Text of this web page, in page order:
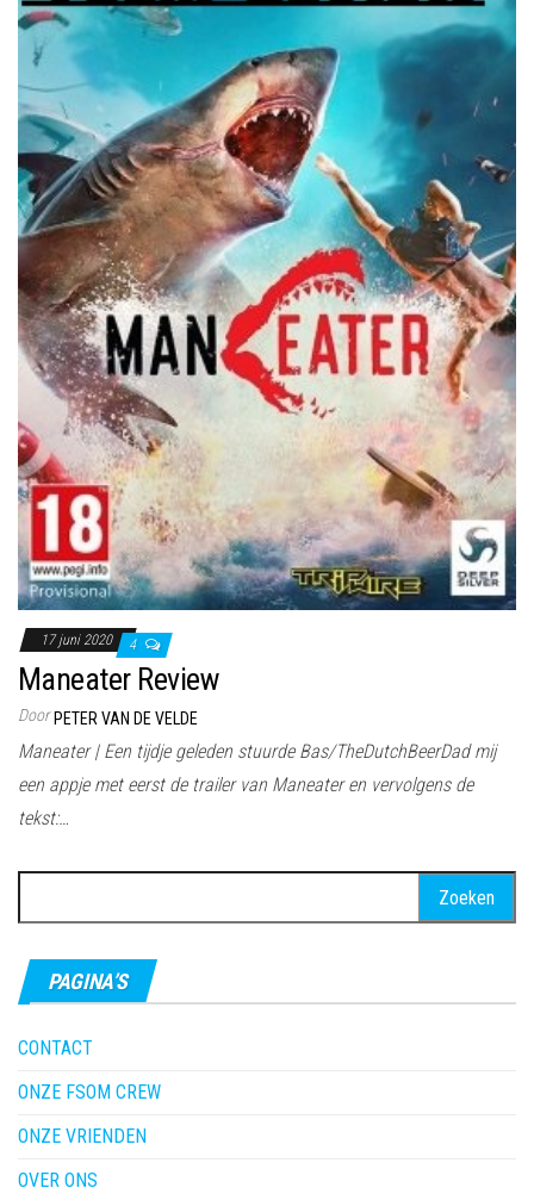
17 juni 2020 4
Maneater Review
Door PETER VAN DE VELDE
Maneater | Een tijdje geleden stuurde Bas/TheDutchBeerDad mij
een appje met eerst de trailer van Maneater en vervolgens de
tekst:…
naar:
PAGINA’S
CONTACT
ONZE FSOM CREW
ONZE VRIENDEN
OVER ONS